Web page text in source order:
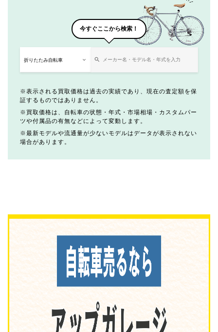
今すぐここから検索！
表示される買取価格は過去の実績であり、現在の査定額を保
証するものではありません。
買取価格は、自転車の状態・年式・市場相場・カスタムパー
ツや付属品の有無などによって変動します。
最新モデルや流通量が少ないモデルはデータが表示されない
場合があります。